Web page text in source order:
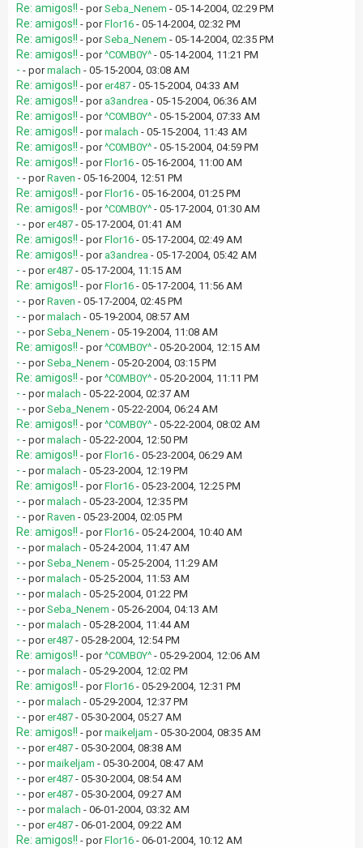
Re: amigos!! - porSeba_Nenem - 05-14-2004, 02:29 PM
Re: amigos!! - porFlor16 - 05-14-2004, 02:32 PM
Re: amigos!! - porSeba_Nenem - 05-14-2004, 02:35 PM
Re: amigos!! - por^C0MB0Y^ - 05-14-2004, 11:21 PM
- - pormalach - 05-15-2004, 03:08 AM
Re: amigos!! - porer487 - 05-15-2004, 04:33 AM
Re: amigos!! - por a3andrea - 05-15-2004, 06:36 AM
Re: amigos!! - por^C0MB0Y^ - 05-15-2004, 07:33 AM
Re: amigos!! - pormalach - 05-15-2004, 11:43 AM
Re: amigos!! - por^C0MB0Y^ - 05-15-2004, 04:59 PM
Re: amigos!! - porFlor16 - 05-16-2004, 11:00 AM
- - porRaven - 05-16-2004, 12:51 PM
Re: amigos!! - porFlor16 - 05-16-2004, 01:25 PM
Re: amigos!! - por^C0MB0Y^ - 05-17-2004, 01:30 AM
- - porer487 - 05-17-2004, 01:41 AM
Re: amigos!! - porFlor16 - 05-17-2004, 02:49 AM
Re: amigos!! - por a3andrea - 05-17-2004, 05:42 AM
- - porer487 - 05-17-2004, 11:15 AM
Re: amigos!! - porFlor16 - 05-17-2004, 11:56 AM
- - porRaven - 05-17-2004, 02:45 PM
- - pormalach - 05-19-2004, 08:57 AM
- - porSeba_Nenem - 05-19-2004, 11:08 AM
Re: amigos!! - por^C0MB0Y^ - 05-20-2004, 12:15 AM
- - porSeba_Nenem - 05-20-2004, 03:15 PM
Re: amigos!! - por^C0MB0Y^ - 05-20-2004, 11:11 PM
- - pormalach - 05-22-2004, 02:37 AM
- - porSeba_Nenem - 05-22-2004, 06:24 AM
Re: amigos!! - por^C0MB0Y^ - 05-22-2004, 08:02 AM
- - pormalach - 05-22-2004, 12:50 PM
Re: amigos!! - porFlor16 - 05-23-2004, 06:29 AM
- - pormalach - 05-23-2004, 12:19 PM
Re: amigos!! - porFlor16 - 05-23-2004, 12:25 PM
- - pormalach - 05-23-2004, 12:35 PM
- - porRaven - 05-23-2004, 02:05 PM
Re: amigos!! - porFlor16 - 05-24-2004, 10:40 AM
- - pormalach - 05-24-2004, 11:47 AM
- - porSeba_Nenem - 05-25-2004, 11:29 AM
- - pormalach - 05-25-2004, 11:53 AM
- - pormalach - 05-25-2004, 01:22 PM
- - porSeba_Nenem - 05-26-2004, 04:13 AM
- - pormalach - 05-28-2004, 11:44 AM
- - porer487 - 05-28-2004, 12:54 PM
Re: amigos!! - por^C0MB0Y^ - 05-29-2004, 12:06 AM
- - pormalach - 05-29-2004, 12:02 PM
Re: amigos!! - porFlor16 - 05-29-2004, 12:31 PM
- - pormalach - 05-29-2004, 12:37 PM
- - porer487 - 05-30-2004, 05:27 AM
Re: amigos!! - pormaikeljam - 05-30-2004, 08:35 AM
- - porer487 - 05-30-2004, 08:38 AM
- - pormaikeljam - 05-30-2004, 08:47 AM
- - porer487 - 05-30-2004, 08:54 AM
- - porer487 - 05-30-2004, 09:27 AM
- - pormalach - 06-01-2004, 03:32 AM
- - porer487 - 06-01-2004, 09:22 AM
Re: amigos!! - porFlor16 - 06-01-2004, 10:12 AM